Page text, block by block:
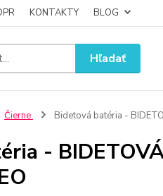
KONTAKTY BLOG
Hľadať
Čierne Bidetová batéria -
-